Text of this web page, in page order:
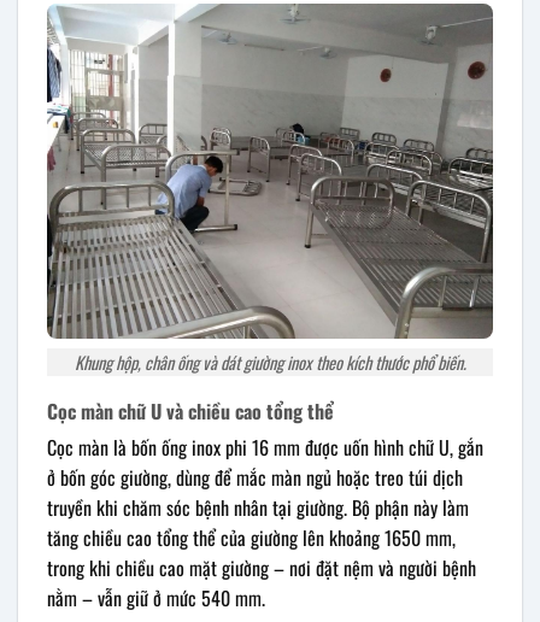
Khung hộp, chân ống và dát giường inox theo kích thước phổ biến.
Cọc màn chữ U và chiều cao tổng thể
Cọc màn là bốn ống inox phi 16 mm được uốn hình chữ U, gắn
ở bốn góc giường, dùng để mắc màn ngủ hoặc treo túi dịch
truyền khi chăm sóc bệnh nhân tại giường. Bộ phận này làm
tăng chiều cao tổng thể của giường lên khoảng 1650 mm,
trong khi chiều cao mặt giường – nơi đặt nệm và người bệnh
nằm – vẫn giữ ở mức 540 mm.